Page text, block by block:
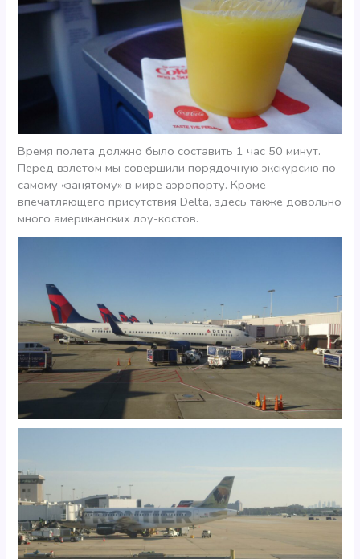
Время полета должно было составить 1 час 50 минут.
Перед взлетом мы совершили порядочную экскурсию по
самому «занятому» в мире аэропорту. Кроме
впечатляющего присутствия Delta, здесь также довольно
много американских лоу-костов.